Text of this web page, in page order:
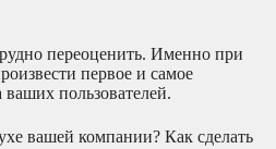
переоценить. Именно при
первое и самое
ваших пользователей.
вашей компании? Как сделать